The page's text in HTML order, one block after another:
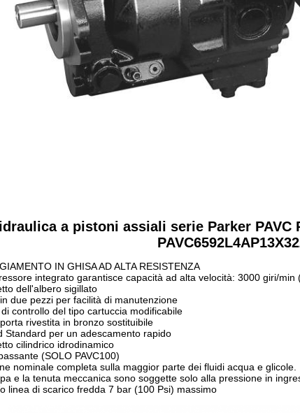
a pistoni assiali serie Parker PAVC
IN GHISA AD ALTA RESISTENZA
integrato garantisce capacità ad alta velocità: 3000 giri/min
dell'albero sigillato
due pezzi per facilità di manutenzione
controllo del tipo cartuccia modificabile
rivestita in bronzo sostituibile
Standard per un adescamento rapido
cilindrico idrodinamico
(SOLO PAVC100)
nominale completa sulla maggior parte dei fluidi acqua e glicole.
e la tenuta meccanica sono soggette solo alla pressione in
linea di scarico fredda 7 bar (100 Psi) massimo